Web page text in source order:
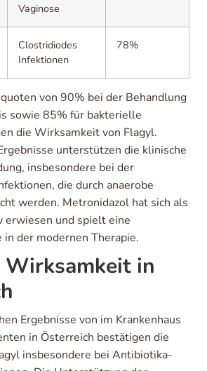
Vaginose
Clostridiodes
Infektionen
78%
von 90% bei der Behandlung
sowie 85% für bakterielle
die Wirksamkeit von Flagyl.
unterstützen die klinische
insbesondere bei der
die durch anaerobe
werden. Metronidazol hat sich als
erwiesen und spielt eine
der modernen Therapie.
Wirksamkeit in
Ergebnisse von im Krankenhaus
in Österreich bestätigen die
insbesondere bei Antibiotika-